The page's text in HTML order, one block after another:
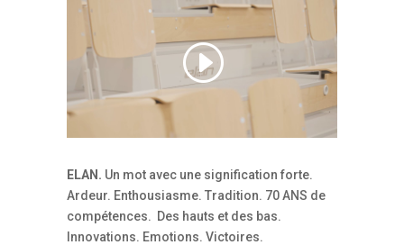
ELAN . Un mot avec une signification forte.
Ardeur. Enthousiasme. Tradition. 70 ANS de
compétences. Des hauts et des bas.
Innovations. Emotions. Victoires.